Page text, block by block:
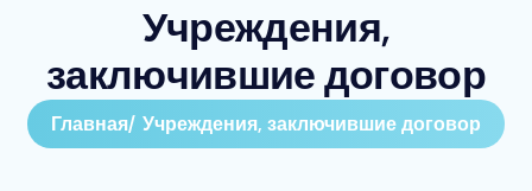
Учреждения,
заключившиедоговор
Главная Учреждения, заключившие договор